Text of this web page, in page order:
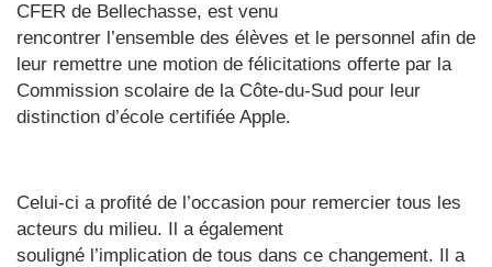
CFER de Bellechasse, est venu
rencontrer l’ensemble des élèves et le personnel afin de
leur remettre une motion de félicitations offerte par la
Commission scolaire de la Côte-du-Sud pour leur
distinction d’école certifiée Apple.
Celui-ci a profité de l’occasion pour remercier tous les
acteurs du milieu. Il a également
souligné l’implication de tous dans ce changement. Il a